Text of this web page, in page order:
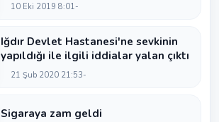
10 Eki 2019 8:01
Iğdır Devlet Hastanesi'ne sevkinin
yapıldığı ile ilgili iddialar yalan çıktı
21 Şub 2020 21:53
Sigaraya zam geldi